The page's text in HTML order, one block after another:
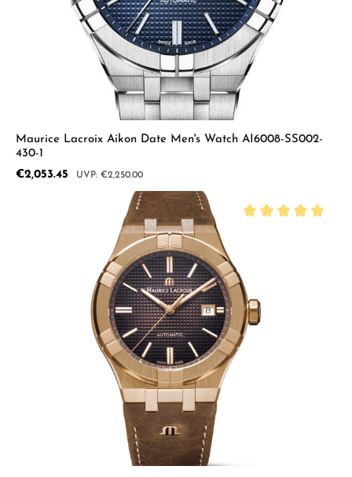
Maurice Lacroix Aikon Date Men's Watch AI6008-SS002-
430-1
Sale price:
€2,053.45 Regular price:
€2,250.00